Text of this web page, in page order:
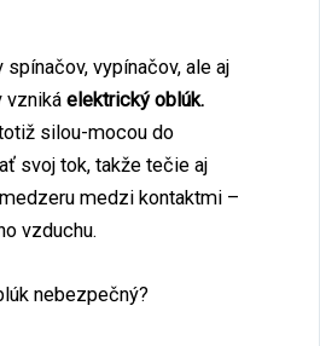
vypínačov, ale aj
vznikáelektrický oblúk.
silou-mocou do
svoj tok, takže tečie aj
medzi kontaktmi –
vzduchu.
nebezpečný?